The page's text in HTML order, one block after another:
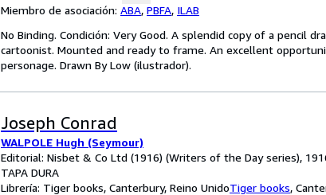
Miembro de asociación: ABA, PBFA, ILAB
No Binding. Condición: Very Good. A splendid copy of a pencil
cartoonist. Mounted and ready to frame. An excellent
personage. Drawn By Low (ilustrador).
Joseph Conrad
WALPOLE Hugh (Seymour)
Editorial: Nisbet & Co Ltd (1916) (Writers of the Day series),
TAPA DURA
Librería: Tiger books, Canterbury, Reino UnidoTiger books,